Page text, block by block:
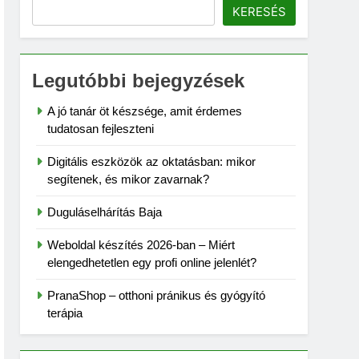
KERESÉS
Legutóbbi bejegyzések
A jó tanár öt készsége, amit érdemes
tudatosan fejleszteni
Digitális eszközök az oktatásban: mikor
segítenek, és mikor zavarnak?
Duguláselhárítás Baja
Weboldal készítés 2026-ban – Miért
elengedhetetlen egy profi online jelenlét?
PranaShop – otthoni pránikus és gyógyító
terápia